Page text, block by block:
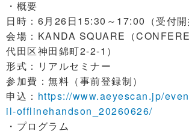
・概要
日時：6月26日15:30～17:00（受付開
会場：KANDA SQUARE（
代田区神田錦町2-2-1）
形式：リアルセミナー
参加費：無料（事前登録制）
申込： https://www.aeyescan.jp/
il-offlinehandson_20260626/
・プログラム